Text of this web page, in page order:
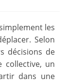
les
Selon
décisions de
collective, un
dans une